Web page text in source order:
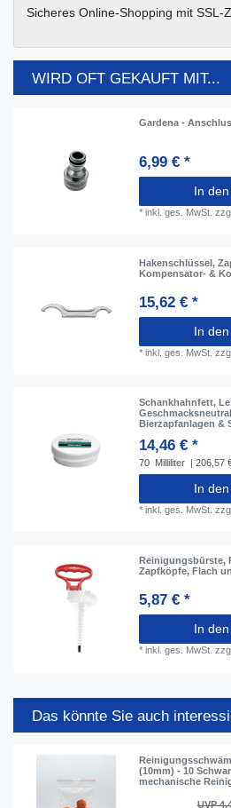
Sicheres Online-Shopping mit SSL-
WIRD OFT GEKAUFT MIT...
Gardena -
6,99 € *
In
*inkl. ges. MwSt.
Hakenschlüssel,
Kompensator- &
15,62 € *
In
*inkl. ges. MwSt.
Schankhahnfett,
Bierzapfanlagen &
14,46 € *
70 Milliliter | 206,57
In
*inkl. ges. MwSt.
Reinigungsbürste,
Zapfköpfe, Flach
5,87 € *
In
*inkl. ges. MwSt.
Das könnte Sie auch
(10mm) - 10
mechanische
UVP